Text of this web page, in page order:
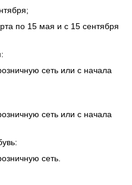
по 15 мая и с 15 сентября
сеть или с начала
сеть или с начала
сеть.